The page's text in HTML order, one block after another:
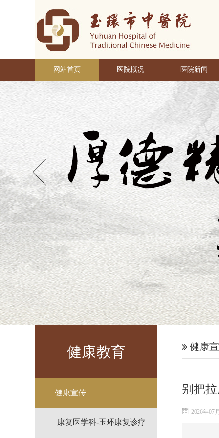
网站首页 医院概况 医院新闻
健康教育
健康宣传
康复医学科-玉环康复诊疗
健康
别把
2026年07